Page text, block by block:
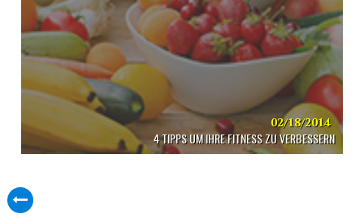
02/18/2014
4 TIPPS UM IHRE FITNESS ZU VERBESSERN